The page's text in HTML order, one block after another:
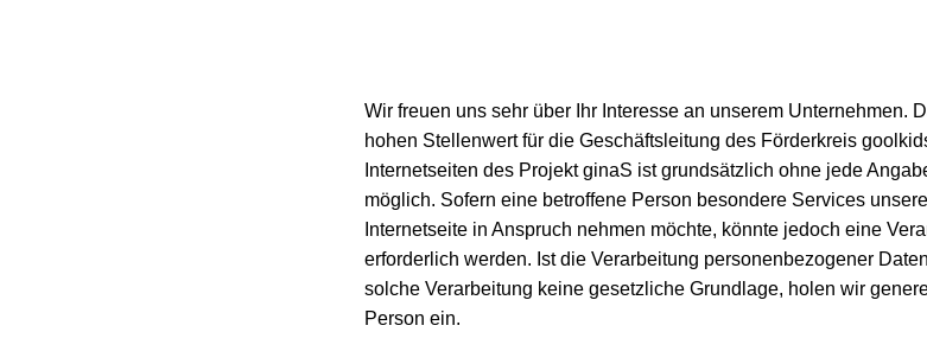
Wir freuen uns sehr über Ihr Interesse an unserem Unternehmen.
hohen Stellenwert für die Geschäftsleitung des Förderkreis
Internetseiten des Projekt ginaS ist grundsätzlich ohne jede
möglich. Sofern eine betroffene Person besondere Services
Internetseite in Anspruch nehmen möchte, könnte jedoch eine
erforderlich werden. Ist die Verarbeitung personenbezogener
solche Verarbeitung keine gesetzliche Grundlage, holen wir
Person ein.